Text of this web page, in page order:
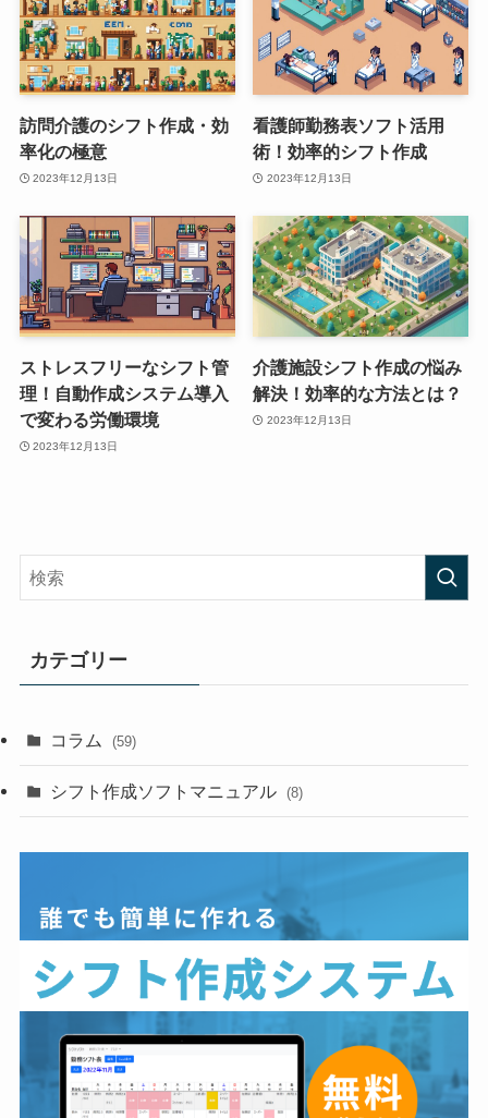
訪問介護のシフト作成・効
率化の極意
2023年12月13日
看護師勤務表ソフト活用
術！効率的シフト作成
2023年12月13日
ストレスフリーなシフト管
理！自動作成システム導入
で変わる労働環境
2023年12月13日
介護施設シフト作成の悩み
解決！効率的な方法とは？
2023年12月13日
カテゴリー
コラム (59)
シフト作成ソフトマニュアル (8)